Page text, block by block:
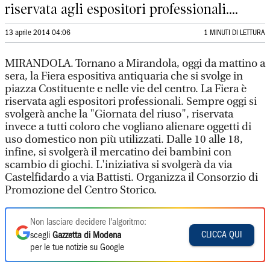
riservata agli espositori professionali....
13 aprile 2014 04:06 1 MINUTI DI LETTURA
MIRANDOLA. Tornano a Mirandola, oggi da mattino a
sera, la Fiera espositiva antiquaria che si svolge in
piazza Costituente e nelle vie del centro. La Fiera è
riservata agli espositori professionali. Sempre oggi si
svolgerà anche la "Giornata del riuso", riservata
invece a tutti coloro che vogliano alienare oggetti di
uso domestico non più utilizzati. Dalle 10 alle 18,
infine, si svolgerà il mercatino dei bambini con
scambio di giochi. L'iniziativa si svolgerà da via
Castelfidardo a via Battisti. Organizza il Consorzio di
Promozione del Centro Storico.
Non lasciare decidere l'algoritmo:
scegli Gazzetta di Modena
per le tue notizie su Google
CLICCA QUI